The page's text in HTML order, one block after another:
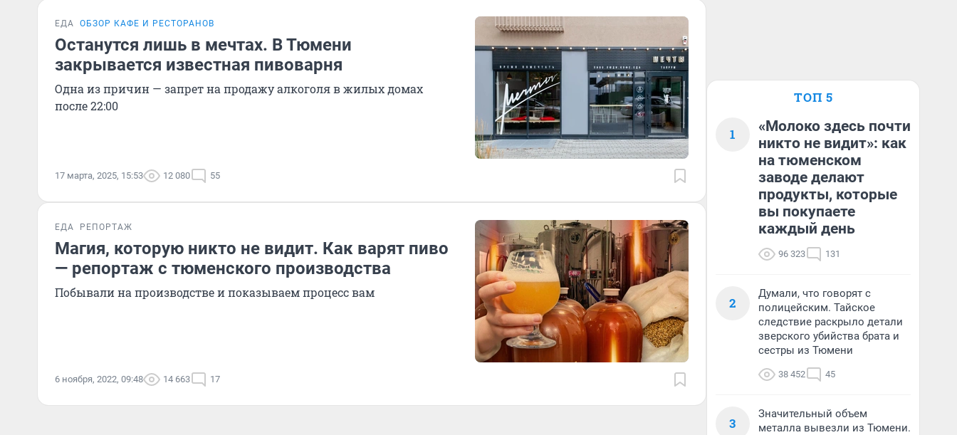
ЕДА ОБЗОР КАФЕ И РЕСТОРАНОВ
Останутся лишь в мечтах. В Тюмени
закрывается известная пивоварня
Одна из причин — запрет на продажу алкоголя в жилых домах
после 22:00
17 марта, 2025, 15:53 12 080 55
ЕДА РЕПОРТАЖ
Магия, которую никто не видит. Как варят пиво
— репортаж с тюменского производства
Побывали на производстве и показываем процесс вам
6 ноября, 2022, 09:48 14 663 17
ТОП 5
1
«Молоко здесь почти
никто не видит»: как
на тюменском
заводе делают
продукты, которые
вы покупаете
каждый день
96 323 131
2
Думали, что говорят с
полицейским. Тайское
следствие раскрыло детали
зверского убийства брата и
сестры из Тюмени
38 452 45
3
Значительный объем
металла вывезли из Тюмени.